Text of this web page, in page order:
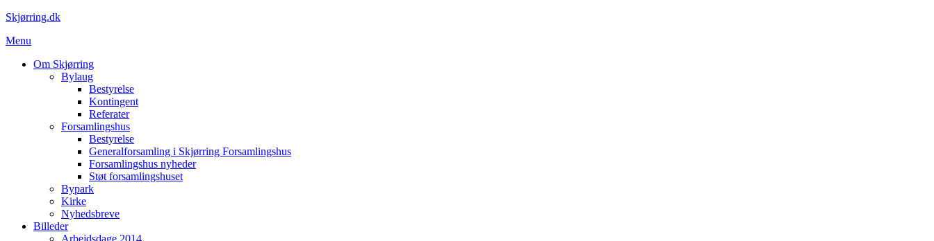
Spring
indhold
Skjørring.dk
Menu
Om Skjørring
Bylaug
Bestyrelse
Kontingent
Referater
Forsamlingshus
Bestyrelse
Generalforsamling i Skjørring Forsamlingshus
Forsamlingshus nyheder
Støt forsamlingshuset
Bypark
Kirke
Nyhedsbreve
Billeder
Arbejdsdage 2014